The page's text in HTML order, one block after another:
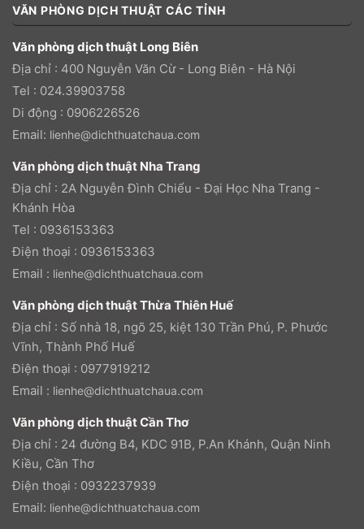
VĂN PHÒNG DỊCH THUẬT CÁC TỈNH
Văn phòng dịch thuật Long Biên
Địa chỉ : 400 Nguyễn Văn Cừ - Long Biên - Hà Nội
Tel : 024.39903758
Di động : 0906226526
Email: lienhe@dichthuatchaua.com
Văn phòng dịch thuật Nha Trang
Địa chỉ : 2A Nguyễn Đình Chiểu - Đại Học Nha Trang -
Khánh Hòa
Tel : 0936153363
Điện thoại : 0936153363
Email : lienhe@dichthuatchaua.com
Văn phòng dịch thuật Thừa Thiên Huế
Địa chỉ : Số nhà 18, ngõ 25, kiệt 130 Trần Phú, P. Phước
Vĩnh, Thành Phố Huế
Điện thoại : 0977919212
Email : lienhe@dichthuatchaua.com
Văn phòng dịch thuật Cần Thơ
Địa chỉ : 24 đường B4, KDC 91B, P.An Khánh, Quận Ninh
Kiều, Cần Thơ
Điện thoại : 0932237939
Email: lienhe@dichthuatchaua.com